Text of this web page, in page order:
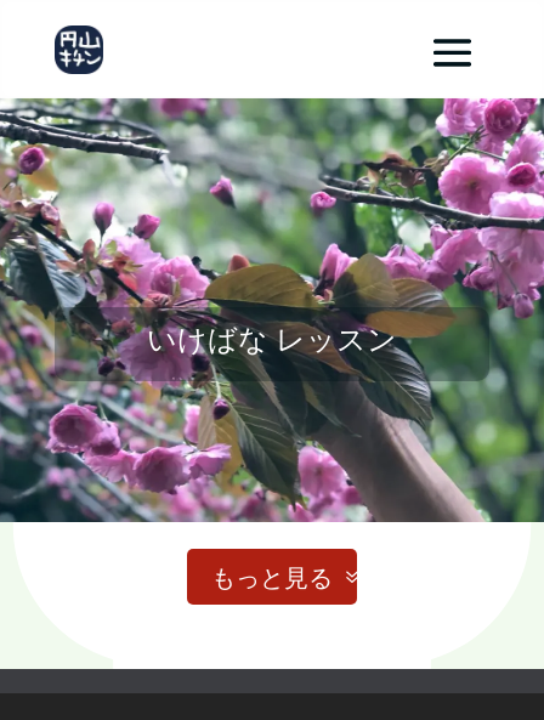
いけばな レッスン
もっと見る